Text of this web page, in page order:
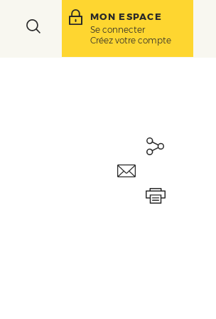
Toggle
MON ESPACE
Se connecter
Créez votre compte